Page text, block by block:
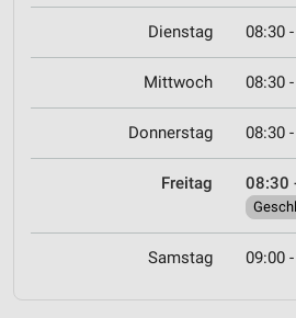
Dienstag 08:30
Mittwoch 08:30
Donnerstag 08:30
Freitag 08:30
Samstag 09:00